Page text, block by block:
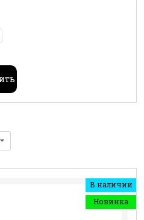
В наличии
Новинка